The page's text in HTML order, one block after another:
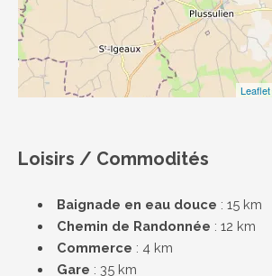
Leaflet
Loisirs / Commodités
Baignade en eau douce : 15 km
Chemin de Randonnée : 12 km
Commerce : 4 km
Gare : 35 km